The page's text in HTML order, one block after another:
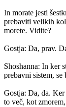
In morate jesti
prebaviti velikih
morete. Vidite?
Gostja: Da, prav.
Shoshanna: In ker
prebavni sistem,
Gostja: Da, da. Ker
to več, kot